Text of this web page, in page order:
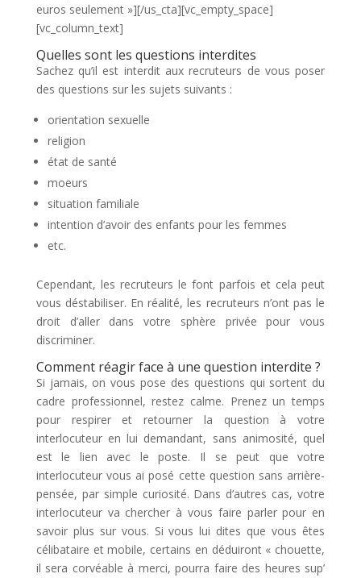
euros seulement »][/us_cta][vc_empty_space]
[vc_column_text]
Quelles sont les questions interdites
Sachez qu’il est interdit aux recruteurs de vous poser
des questions sur les sujets suivants :
orientation sexuelle
religion
état de santé
moeurs
situation familiale
intention d’avoir des enfants pour les femmes
etc.
Cependant, les recruteurs le font parfois et cela peut
vous déstabiliser. En réalité, les recruteurs n’ont pas le
droit d’aller dans votre sphère privée pour vous
discriminer.
Comment réagir face à une question interdite ?
Si jamais, on vous pose des questions qui sortent du
cadre professionnel, restez calme. Prenez un temps
pour respirer et retourner la question à votre
interlocuteur en lui demandant, sans animosité, quel
est le lien avec le poste. Il se peut que votre
interlocuteur vous ai posé cette question sans arrière-
pensée, par simple curiosité. Dans d’autres cas, votre
interlocuteur va chercher à vous faire parler pour en
savoir plus sur vous. Si vous lui dites que vous êtes
célibataire et mobile, certains en déduiront « chouette,
il sera corvéable à merci, pourra faire des heures sup’